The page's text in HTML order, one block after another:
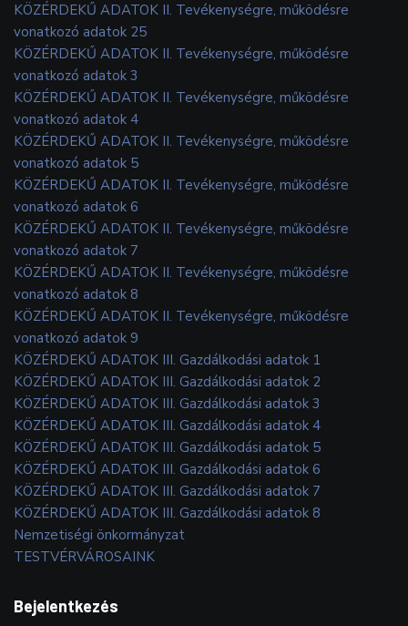
KÖZÉRDEKŰ ADATOK II. Tevékenységre, működésre
vonatkozó adatok 25
KÖZÉRDEKŰ ADATOK II. Tevékenységre, működésre
vonatkozó adatok 3
KÖZÉRDEKŰ ADATOK II. Tevékenységre, működésre
vonatkozó adatok 4
KÖZÉRDEKŰ ADATOK II. Tevékenységre, működésre
vonatkozó adatok 5
KÖZÉRDEKŰ ADATOK II. Tevékenységre, működésre
vonatkozó adatok 6
KÖZÉRDEKŰ ADATOK II. Tevékenységre, működésre
vonatkozó adatok 7
KÖZÉRDEKŰ ADATOK II. Tevékenységre, működésre
vonatkozó adatok 8
KÖZÉRDEKŰ ADATOK II. Tevékenységre, működésre
vonatkozó adatok 9
KÖZÉRDEKŰ ADATOK III. Gazdálkodási adatok 1
KÖZÉRDEKŰ ADATOK III. Gazdálkodási adatok 2
KÖZÉRDEKŰ ADATOK III. Gazdálkodási adatok 3
KÖZÉRDEKŰ ADATOK III. Gazdálkodási adatok 4
KÖZÉRDEKŰ ADATOK III. Gazdálkodási adatok 5
KÖZÉRDEKŰ ADATOK III. Gazdálkodási adatok 6
KÖZÉRDEKŰ ADATOK III. Gazdálkodási adatok 7
KÖZÉRDEKŰ ADATOK III. Gazdálkodási adatok 8
Nemzetiségi önkormányzat
TESTVÉRVÁROSAINK
Bejelentkezés